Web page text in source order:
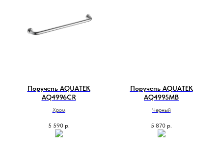
Поручень AQUATEK
AQ4996CR
Хром
5 590 р.
Поручень AQUATEK
AQ4995MB
Черный
5 870 р.